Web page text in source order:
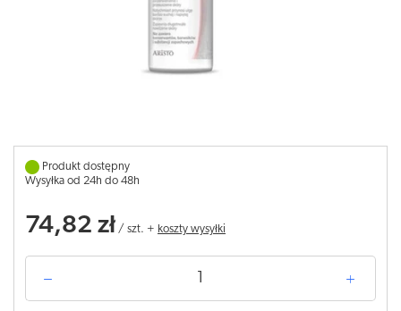
Produkt dostępny
Wysyłka od 24h do 48h
74,82 zł / szt. + koszty wysyłki